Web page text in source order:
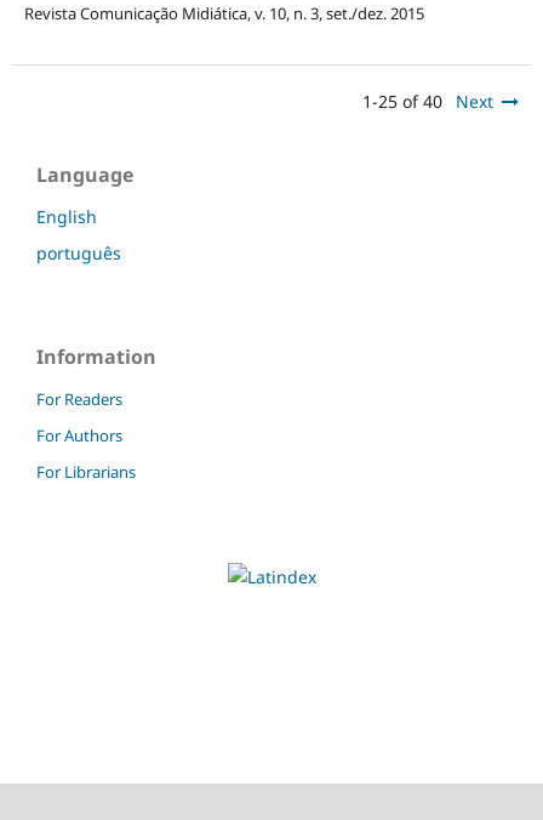
Revista Comunicação Midiática, v. 10, n. 3, set./dez. 2015
1-25 of 40 Next
Language
English
português
Information
For Readers
For Authors
For Librarians